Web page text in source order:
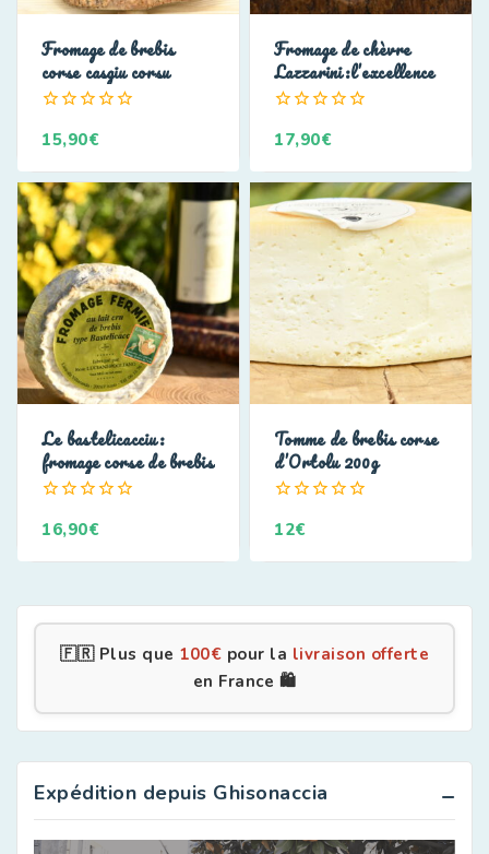
Fromage de brebis
corse casgiu corsu
de
15,90€
Fromage de chèvre
Lazzarini:l’excellence
de
17,90€
Le bastelicacciu:
fromage corse de brebis
de
16,90€
Tomme de brebis corse
d’Ortolu 200g
de
12€
🇫🇷 Plus que 100€ pour la livraison offerte
en France 🛍️
Expédition depuis Ghisonaccia